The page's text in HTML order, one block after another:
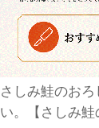
さしみ鮭のお
い。【さしみ鮭